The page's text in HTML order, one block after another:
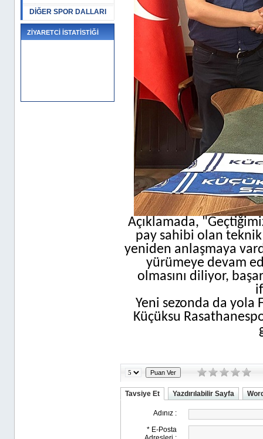
DİĞER SPOR DALLARI
ZİYARETCİ İSTATİSTİĞİ
Açıklamada,
pay sahibi olan
yeniden anlaşmaya
yürümeye devam
olmasını diliyor,
Yeni sezonda da yola
Küçüksu
Tavsiye Et Yazdırılabilir Sayfa